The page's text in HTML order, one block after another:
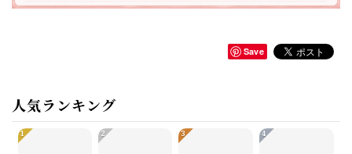
Save
人気ランキング
1 2 3 4